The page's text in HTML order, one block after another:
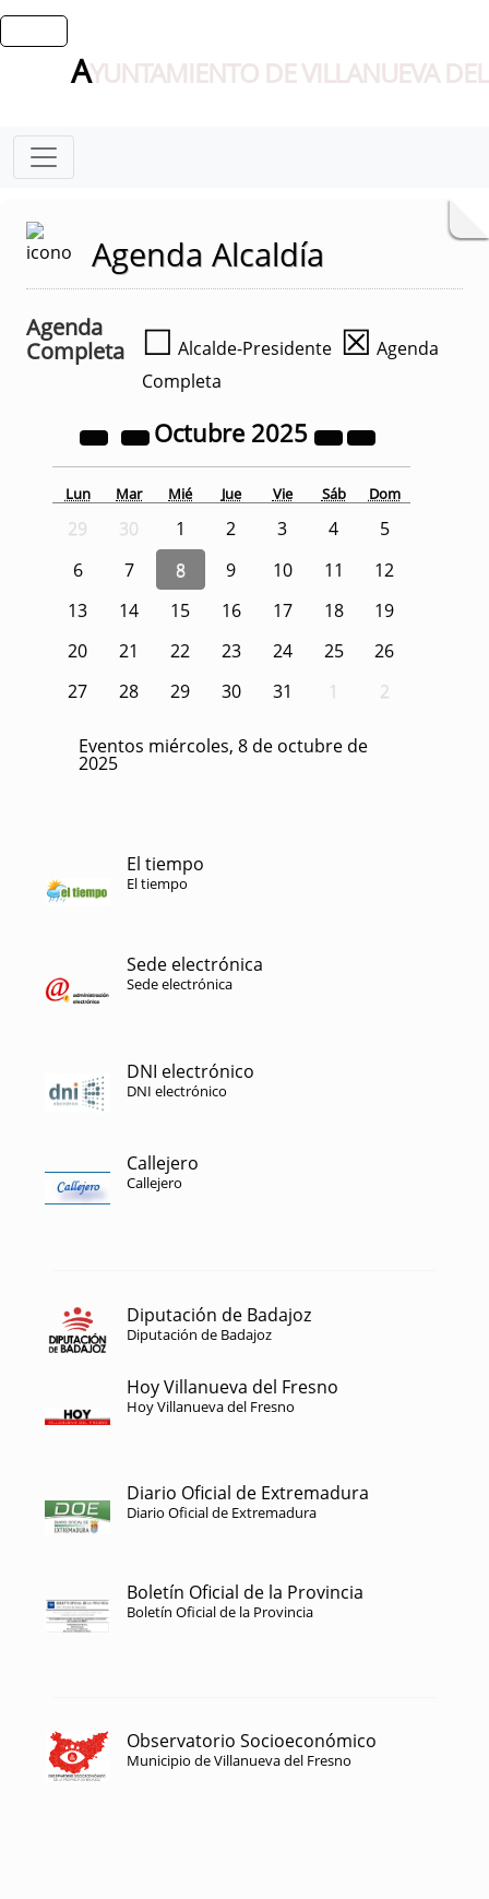
AYUNTAMIENTO DE VILLANUEVA
Agenda Alcaldía
Agenda
Completa
☐ Alcalde-Presidente ☒ Agenda
Completa
Octubre 2025
Lun Mar Mié Jue Vie Sáb Dom
29 30 1 2 3 4
5
6
7 8 9 10 11
12
13
14 15 16 17 18
19
20
21 22 23 24 25
26
27
28 29 30 31 1 2
Eventos miércoles, 8 de octubre de
2025
El tiempo
El tiempo
Sede electrónica
Sede electrónica
DNI electrónico
DNI electrónico
Callejero
Callejero
Diputación de Badajoz
Diputación de Badajoz
Hoy Villanueva del Fresno
Hoy Villanueva del Fresno
Diario Oficial de Extremadura
Diario Oficial de Extremadura
Boletín Oficial de la Provincia
Boletín Oficial de la Provincia
Observatorio Socioeconómico
Municipio de Villanueva del Fresno